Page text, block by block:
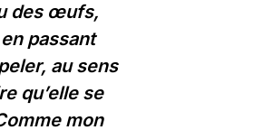
des œufs,
passant
au sens
qu’elle se
mon